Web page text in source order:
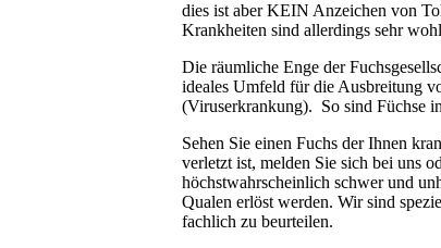
dies ist aber KEIN Anzeichen von
Krankheiten sind allerdings sehr
Die räumliche Enge der
ideales Umfeld für die Ausbreitung
(Viruserkrankung). So sind Füchse
Sehen Sie einen Fuchs der Ihnen
verletzt ist, melden Sie sich bei uns
höchstwahrscheinlich schwer und
Qualen erlöst werden. Wir sind
fachlich zu beurteilen.